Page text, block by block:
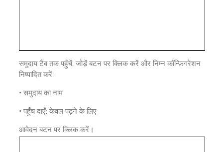
समुदाय टैब तक पहुँचें, जोड़ें बटन पर क्लिक करें और निम्न कॉन्फ़िगरेशन
निष्पादित करें:
• समुदाय का नाम
• पहुँच दाएँ: केवल पढ़ने के लिए
आवेदन बटन पर क्लिक करें।